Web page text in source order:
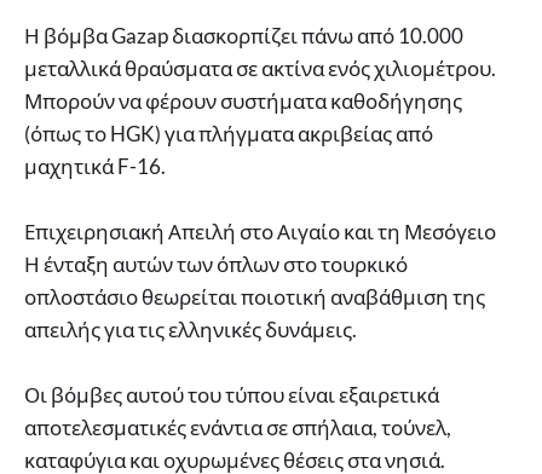
Η βόμβα Gazap διασκορπίζει πάνω από 10.000
μεταλλικά θραύσματα σε ακτίνα ενός χιλιομέτρου.
Μπορούν να φέρουν συστήματα καθοδήγησης
(όπως το HGK) για πλήγματα ακριβείας από
μαχητικά F-16.
Επιχειρησιακή Απειλή στο Αιγαίο και τη Μεσόγειο
Η ένταξη αυτών των όπλων στο τουρκικό
οπλοστάσιο θεωρείται ποιοτική αναβάθμιση της
απειλής για τις ελληνικές δυνάμεις.
Οι βόμβες αυτού του τύπου είναι εξαιρετικά
αποτελεσματικές ενάντια σε σπήλαια, τούνελ,
καταφύγια και οχυρωμένες θέσεις στα νησιά.